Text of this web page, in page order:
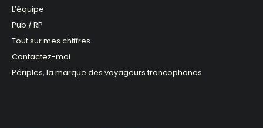
L’équipe
Pub / RP
Tout sur mes chiffres
Contactez-moi
Périples, la marque des voyageurs francophones